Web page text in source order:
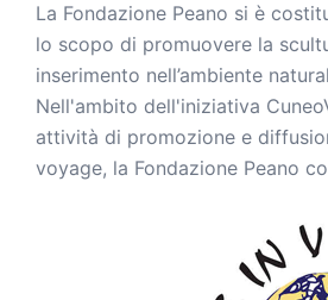
La Fondazione Peano si è
lo scopo di promuovere la
inserimento nell’ambiente
Nell'ambito dell'iniziativa
attività di promozione e
voyage, la Fondazione Peano